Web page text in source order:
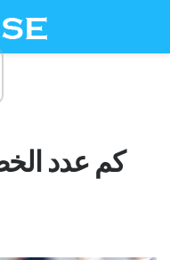
كم عدد